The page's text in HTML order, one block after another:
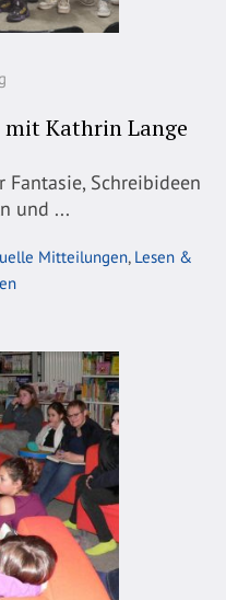
Kathrin Lange
Schreibideen
und ...
Mitteilungen, Lesen &